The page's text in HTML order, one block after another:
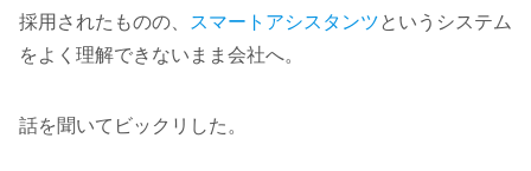
採用されたものの、
スマートアシスタンツというシステム
をよく理解できないまま会社へ。
話を聞いてビックリした。